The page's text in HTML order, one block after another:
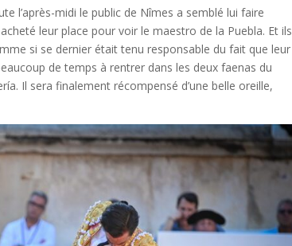
l’après-midi le public de Nîmes a semblé lui faire
leur place pour voir le maestro de la Puebla. Et ils
si se dernier était tenu responsable du fait que leur
de temps à rentrer dans les deux faenas du
Il sera finalement récompensé d’une belle oreille,